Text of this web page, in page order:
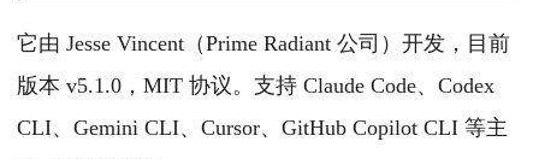
它由 Jesse Vincent（Prime Radiant 公司）开发，目前
版本 v5.1.0，MIT 协议。支持 Claude Code、Codex
CLI、Gemini CLI、Cursor、GitHub Copilot CLI 等主